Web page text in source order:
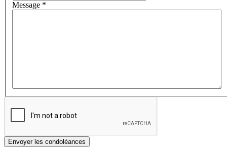
Message *
Envoyer les condoléances